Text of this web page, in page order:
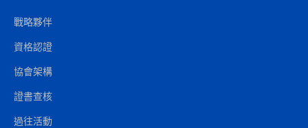
戰略夥伴
資格認證
協會架構
證書查核
過往活動